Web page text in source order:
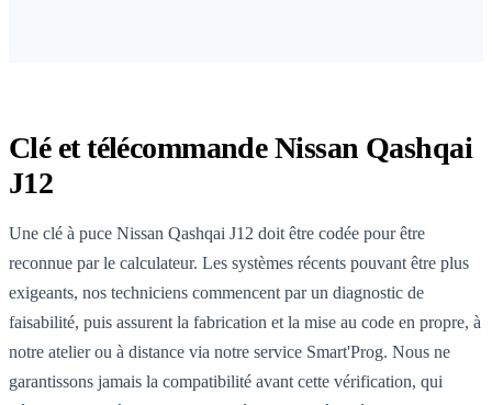
Clé et télécommande Nissan Qashqai
J12
Une clé à puce Nissan Qashqai J12 doit être codée pour être
reconnue par le calculateur. Les systèmes récents pouvant être plus
exigeants, nos techniciens commencent par un diagnostic de
faisabilité, puis assurent la fabrication et la mise au code en propre, à
notre atelier ou à distance via notre service Smart'Prog. Nous ne
garantissons jamais la compatibilité avant cette vérification, qui